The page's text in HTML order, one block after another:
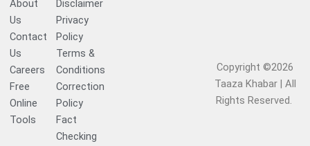
About
Us
Contact
Us
Careers
Free
Online
Tools
Disclaimer
Privacy
Policy
Terms &
Conditions
Correction
Policy
Fact
Checking
Copyright ©2026
Taaza Khabar | All
Rights Reserved.​